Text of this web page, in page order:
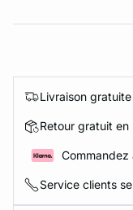
Livraison
Retour gratuit en
Service clients